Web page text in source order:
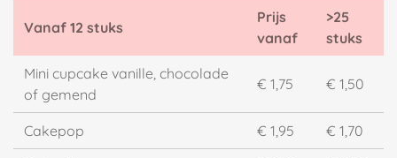
Vanaf 12 stuks
Prijs
vanaf
>25
stuks
Mini cupcake vanille, chocolade
of gemend
€ 1,75 € 1,50
Cakepop € 1,95 € 1,70